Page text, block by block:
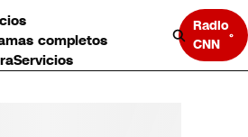
completos
Servicios
Radio
CNN